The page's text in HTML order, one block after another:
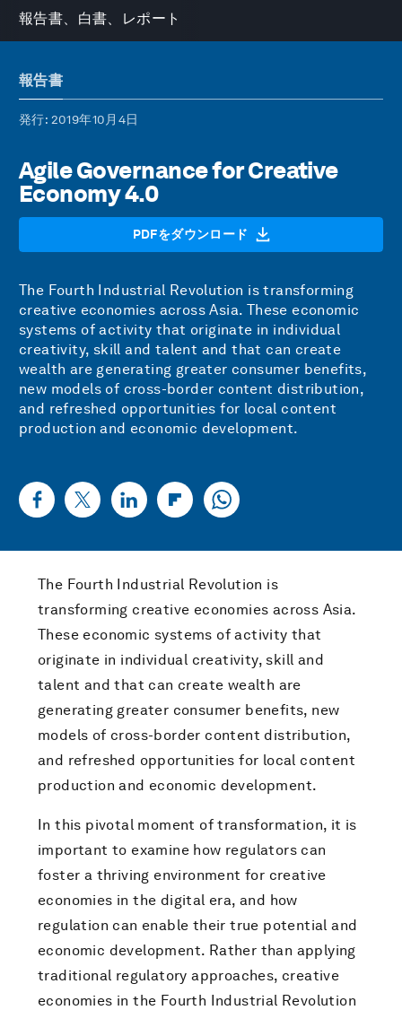
報告書、白書、レポート
報告書
発行: 2019年10月4日
Agile Governance for Creative
Economy 4.0
PDFをダウンロード
The Fourth Industrial Revolution is transforming
creative economies across Asia. These economic
systems of activity that originate in individual
creativity, skill and talent and that can create
wealth are generating greater consumer benefits,
new models of cross-border content distribution,
and refreshed opportunities for local content
production and economic development.
The Fourth Industrial Revolution is
transforming creative economies across Asia.
These economic systems of activity that
originate in individual creativity, skill and
talent and that can create wealth are
generating greater consumer benefits, new
models of cross-border content distribution,
and refreshed opportunities for local content
production and economic development.
In this pivotal moment of transformation, it is
important to examine how regulators can
foster a thriving environment for creative
economies in the digital era, and how
regulation can enable their true potential and
economic development. Rather than applying
traditional regulatory approaches, creative
economies in the Fourth Industrial Revolution